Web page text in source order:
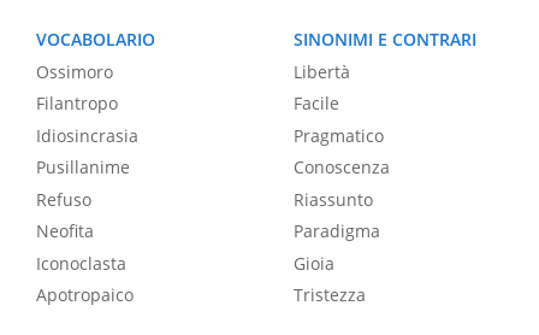
VOCABOLARIO
Ossimoro
Filantropo
Idiosincrasia
Pusillanime
Refuso
Neofita
Iconoclasta
Apotropaico
SINONIMI E CONTRARI
Libertà
Facile
Pragmatico
Conoscenza
Riassunto
Paradigma
Gioia
Tristezza